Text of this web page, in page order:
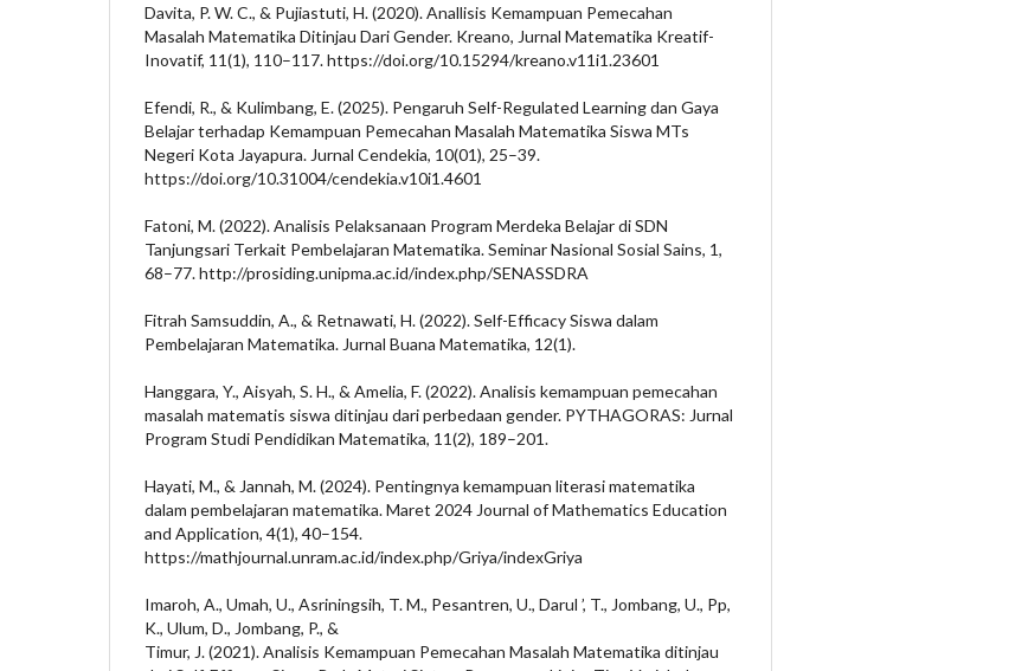
Davita, P. W. C., & Pujiastuti, H. (2020). Anallisis Kemampuan Pemecahan
Masalah Matematika Ditinjau Dari Gender. Kreano, Jurnal Matematika Kreatif-
Inovatif, 11(1), 110–117. https://doi.org/10.15294/kreano.v11i1.23601
Efendi, R., & Kulimbang, E. (2025). Pengaruh Self-Regulated Learning dan Gaya
Belajar terhadap Kemampuan Pemecahan Masalah Matematika Siswa MTs
Negeri Kota Jayapura. Jurnal Cendekia, 10(01), 25–39.
https://doi.org/10.31004/cendekia.v10i1.4601
Fatoni, M. (2022). Analisis Pelaksanaan Program Merdeka Belajar di SDN
Tanjungsari Terkait Pembelajaran Matematika. Seminar Nasional Sosial Sains, 1,
68–77. http://prosiding.unipma.ac.id/index.php/SENASSDRA
Fitrah Samsuddin, A., & Retnawati, H. (2022). Self-Efficacy Siswa dalam
Pembelajaran Matematika. Jurnal Buana Matematika, 12(1).
Hanggara, Y., Aisyah, S. H., & Amelia, F. (2022). Analisis kemampuan pemecahan
masalah matematis siswa ditinjau dari perbedaan gender. PYTHAGORAS: Jurnal
Program Studi Pendidikan Matematika, 11(2), 189–201.
Hayati, M., & Jannah, M. (2024). Pentingnya kemampuan literasi matematika
dalam pembelajaran matematika. Maret 2024 Journal of Mathematics Education
and Application, 4(1), 40–154.
https://mathjournal.unram.ac.id/index.php/Griya/indexGriya
Imaroh, A., Umah, U., Asriningsih, T. M., Pesantren, U., Darul ’, T., Jombang, U., Pp,
K., Ulum, D., Jombang, P., &
Timur, J. (2021). Analisis Kemampuan Pemecahan Masalah Matematika ditinjau